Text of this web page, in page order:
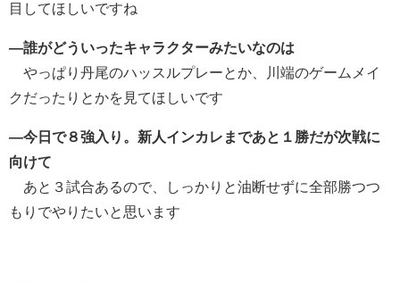
目してほしいですね
―誰がどういったキャラクターみたいなのは
やっぱり丹尾のハッスルプレーとか、川端のゲームメイ
クだったりとかを見てほしいです
―今日で８強入り。新人インカレまであと１勝だが次戦に
向けて
あと３試合あるので、しっかりと油断せずに全部勝つつ
もりでやりたいと思います